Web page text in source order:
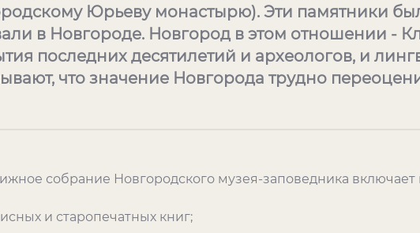
Юрьеву монастырю). Эти памятники
в Новгороде. Новгород в этом отношении -
последних десятилетий и археологов, и
что значение Новгорода трудно
собрание Новгородского музея-заповедника включает
и старопечатных книг;